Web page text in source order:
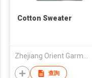
Cotton Sweater
Zhejiang Orient Garmtex I/E Co Ltd
查詢